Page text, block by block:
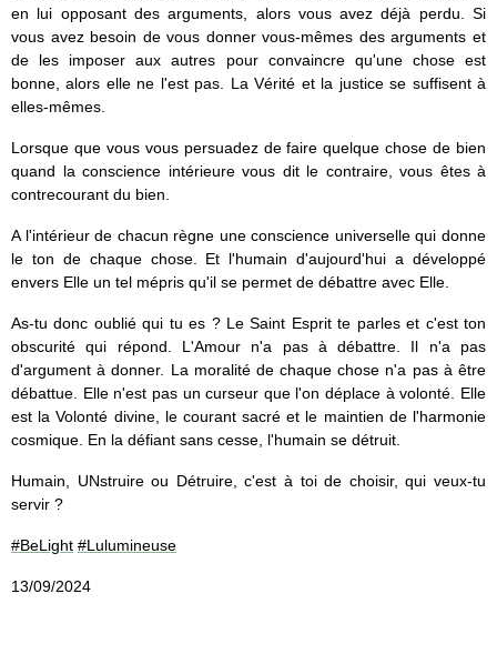
en lui opposant des arguments, alors vous avez déjà perdu. Si
vous avez besoin de vous donner vous-mêmes des arguments et
de les imposer aux autres pour convaincre qu'une chose est
bonne, alors elle ne l'est pas. La Vérité et la justice se suffisent à
elles-mêmes.
Lorsque que vous vous persuadez de faire quelque chose de bien
quand la conscience intérieure vous dit le contraire, vous êtes à
contrecourant du bien.
A l'intérieur de chacun règne une conscience universelle qui donne
le ton de chaque chose. Et l'humain d'aujourd'hui a développé
envers Elle un tel mépris qu'il se permet de débattre avec Elle.
As-tu donc oublié qui tu es ? Le Saint Esprit te parles et c'est ton
obscurité qui répond. L'Amour n'a pas à débattre. Il n'a pas
d'argument à donner. La moralité de chaque chose n'a pas à être
débattue. Elle n'est pas un curseur que l'on déplace à volonté. Elle
est la Volonté divine, le courant sacré et le maintien de l'harmonie
cosmique. En la défiant sans cesse, l'humain se détruit.
Humain, UNstruire ou Détruire, c'est à toi de choisir, qui veux-tu
servir ?
#BeLight #Lulumineuse
13/09/2024